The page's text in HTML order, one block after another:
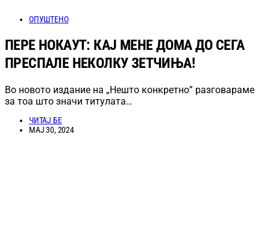
ОПУШТЕНО
ПЕРЕ НОКАУТ: КАЈ МЕНЕ ДОМА ДО СЕГА
ПРЕСПАЛЕ НЕКОЛКУ ЗЕТЧИЊА!
Во новото издание на „Нешто конкретно” разговараме
за тоа што значи титулата…
ЧИТАЈ БЕ
МАЈ 30, 2024